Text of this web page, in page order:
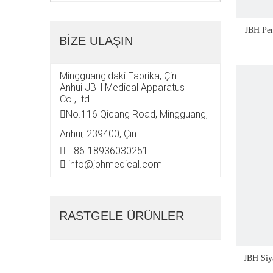
BİZE ULAŞIN
Mingguang'daki Fabrika, Çin
Anhui JBH Medical Apparatus
Co.,Ltd
No.116 Qicang Road, Mingguang,
Anhui, 239400, Çin
 +86-18936030251
 info@jbhmedical.com
RASTGELE ÜRÜNLER
JBH
JBH